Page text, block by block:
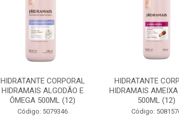
HIDRATANTE CORPORAL
HIDRAMAIS ALGODÃO E
ÔMEGA 500ML (12)
Código: 5079346
HIDRATANTE
HIDRAMAIS AMEIXA
500ML (12)
Código: